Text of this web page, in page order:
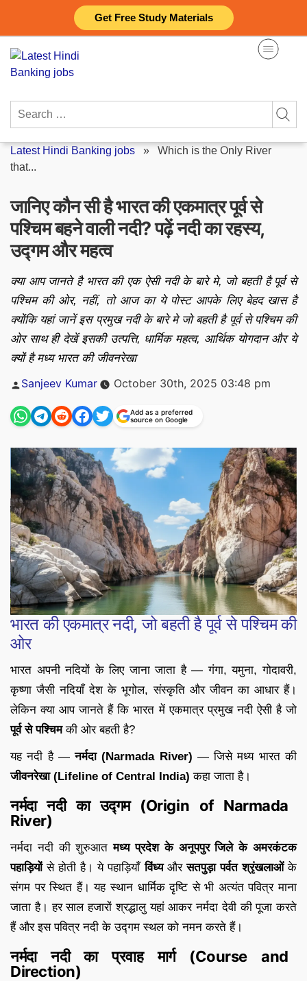
Get Free Study Materials
content
Search
Latest Hindi Banking jobs » Which is the Only River
that...
जानिए कौन सी है भारत की एकमात्र पूर्व से
पश्चिम बहने वाली नदी? पढ़ें नदी का रहस्य,
उद्गम और महत्व
क्या आप जानते है भारत की एक ऐसी नदी के बारे मे, जो बहती है पूर्व से
पश्चिम की ओर, नहीं, तो आज का ये पोस्ट आपके लिए बेहद खास है
क्योंकि यहां जानें इस प्रमुख नदी के बारे मे जो बहती है पूर्व से पश्चिम की
ओर साथ ही देखें इसकी उत्पत्ति, धार्मिक महत्व, आर्थिक योगदान और ये
क्यों है मध्य भारत की जीवनरेखा
Posted
Sanjeev Kumar October 30th, 2025 03:48 pm
Add as a preferred
source on Google
भारत की एकमात्र नदी, जो बहती है पूर्व से पश्चिम की
ओर
भारत अपनी नदियों के लिए जाना जाता है — गंगा, यमुना, गोदावरी,
कृष्णा जैसी नदियाँ देश के भूगोल, संस्कृति और जीवन का आधार हैं।
लेकिन क्या आप जानते हैं कि भारत में एकमात्र प्रमुख नदी ऐसी है जो
पूर्व से पश्चिमकी ओर बहती है?
यह नदी है —नर्मदा (Narmada River) — जिसे मध्य भारत की
जीवनरेखा (Lifeline of Central India) कहा जाता है।
नर्मदा नदी का उद्गम (Origin of Narmada
River)
नर्मदा नदी की शुरुआतमध्य प्रदेश के अनूपपुर जिले के अमरकंटक
पहाड़ियोंसे होती है। ये पहाड़ियाँविंध्यऔरसतपुड़ा पर्वत श्रृंखलाओंके
संगम पर स्थित हैं। यह स्थान धार्मिक दृष्टि से भी अत्यंत पवित्र माना
जाता है। हर साल हजारों श्रद्धालु यहां आकर नर्मदा देवी की पूजा करते
हैं और इस पवित्र नदी के उद्गम स्थल को नमन करते हैं।
नर्मदा नदी का प्रवाह मार्ग (Course and
Direction)